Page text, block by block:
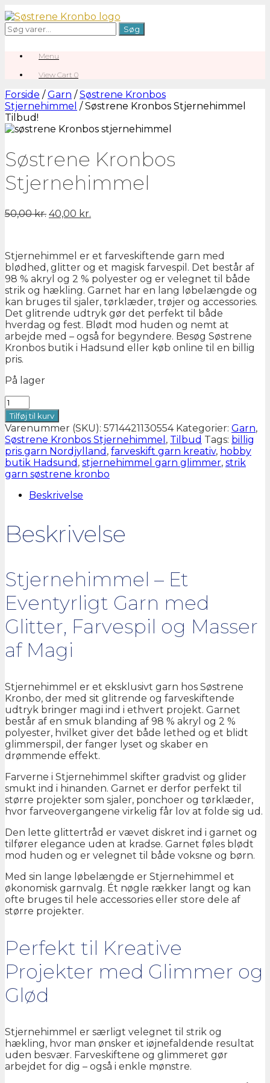
Gå
til
indhold
Søg
efter:
Søg
Menu
View
cart
View Cart 0
Forside /Garn /Søstrene Kronbos
Stjernehimmel / Søstrene Kronbos Stjernehimmel
Tilbud!
Søstrene Kronbos
Stjernehimmel
50,00kr. Den
50,00 kr..
40,00 kr.
40,00 kr..
Stjernehimmel er et farveskiftende garn med
blødhed, glitter og et magisk farvespil. Det består af
98 % akryl og 2 % polyester og er velegnet til både
strik og hækling. Garnet har en lang løbelængde og
kan bruges til sjaler, tørklæder, trøjer og accessories.
Det glitrende udtryk gør det perfekt til både
hverdag og fest. Blødt mod huden og nemt at
arbejde med – også for begyndere. Besøg Søstrene
Kronbos butik i Hadsund eller køb online til en billig
pris.
På lager
Søstrene
Kronbos
Stjernehimmel
antal
Tilføj til kurv
Varenummer (SKU): 5714421130554 Kategorier: Garn,
Søstrene Kronbos Stjernehimmel , Tilbud Tags: billig
pris garn Nordjylland , farveskift garn kreativ, hobby
butik Hadsund , stjernehimmel garn glimmer, strik
garn søstrene kronbo
Beskrivelse
Beskrivelse
Stjernehimmel – Et
Eventyrligt Garn med
Glitter, Farvespil og Masser
af Magi
Stjernehimmel er et eksklusivt garn hos Søstrene
Kronbo, der med sit glitrende og farveskiftende
udtryk bringer magi ind i ethvert projekt. Garnet
består af en smuk blanding af 98 % akryl og 2 %
polyester, hvilket giver det både lethed og et blidt
glimmerspil, der fanger lyset og skaber en
drømmende effekt.
Farverne i Stjernehimmel skifter gradvist og glider
smukt ind i hinanden. Garnet er derfor perfekt til
større projekter som sjaler, ponchoer og tørklæder,
hvor farveovergangene virkelig får lov at folde sig ud.
Den lette glittertråd er vævet diskret ind i garnet og
tilfører elegance uden at kradse. Garnet føles blødt
mod huden og er velegnet til både voksne og børn.
Med sin lange løbelængde er Stjernehimmel et
økonomisk garnvalg. Ét nøgle rækker langt og kan
ofte bruges til hele accessories eller store dele af
større projekter.
Perfekt til Kreative
Projekter med Glimmer og
Glød
Stjernehimmel er særligt velegnet til strik og
hækling, hvor man ønsker et iøjnefaldende resultat
uden besvær. Farveskiftene og glimmeret gør
arbejdet for dig – også i enkle mønstre.